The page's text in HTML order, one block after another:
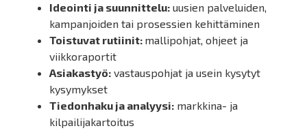
Ideointi ja suunnittelu: uusien palveluiden,
kampanjoiden tai prosessien kehittäminen
Toistuvat rutiinit: mallipohjat, ohjeet ja
viikkoraportit
Asiakastyö: vastauspohjat ja usein kysytyt
kysymykset
Tiedonhaku ja analyysi: markkina- ja
kilpailijakartoitus